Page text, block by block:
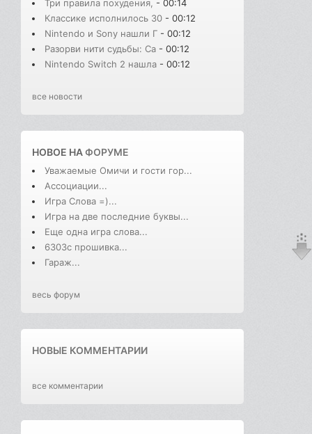
Три правила похудения, - 00:14
Классике исполнилось 30 - 00:12
Nintendo и Sony нашли Г - 00:12
Разорви нити судьбы: Сa - 00:12
Nintendo Switch 2 нашла - 00:12
все новости
НОВОЕ НАФОРУМЕ
Уважаемые Омичи и гости гор...
Ассоциации...
Игра Слова =)...
Игра на две последние буквы...
Еще одна игра слова...
6303с прошивка...
Гараж...
весь форум
НОВЫЕ КОММЕНТАРИИ
все комментарии